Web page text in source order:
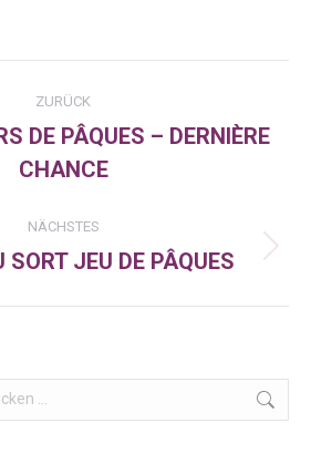
ZURÜCK
Vorheriger
Beitrag:
DE PÂQUES – DERNIÈRE
CHANCE
NÄCHSTES
Nächster
SORT JEU DE PÂQUES